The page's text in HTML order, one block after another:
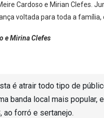
Cardoso e Mirian Clefes.
voltada para toda a família,
e Mirina Clefes
é atrair todo tipo de
banda local mais popular,
ao forró e sertanejo.